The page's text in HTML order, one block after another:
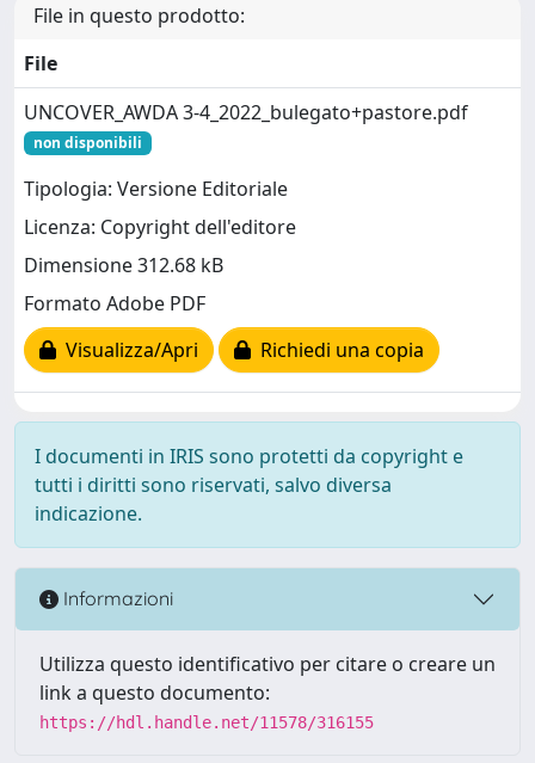
File in questo prodotto:
File
UNCOVER_AWDA 3-4_2022_bulegato+pastore.pdf
non disponibili
Tipologia: Versione Editoriale
Licenza: Copyright dell'editore
Dimensione 312.68 kB
Formato Adobe PDF
Visualizza/Apri
Richiedi una copia
I documenti in IRIS sono protetti da copyright e
tutti i diritti sono riservati, salvo diversa
indicazione.
Informazioni
Utilizza questo identificativo per citare o creare un
link a questo documento:
https://hdl.handle.net/11578/316155